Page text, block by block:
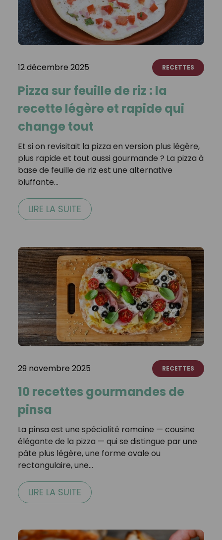
12 décembre 2025 RECETTES
Pizza sur feuille de riz : la
recette légère et rapide qui
change tout
Et si on revisitait la pizza en version plus légère,
plus rapide et tout aussi gourmande ? La pizza à
base de feuille de riz est une alternative
bluffante…
LIRE LA SUITE
29 novembre 2025 RECETTES
10 recettes gourmandes de
pinsa
La pinsa est une spécialité romaine — cousine
élégante de la pizza — qui se distingue par une
pâte plus légère, une forme ovale ou
rectangulaire, une…
LIRE LA SUITE